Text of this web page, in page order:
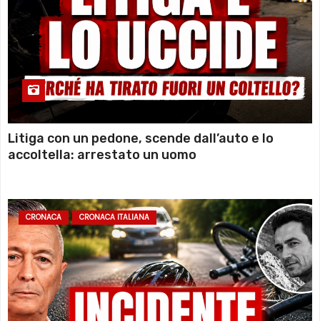
Litiga con un pedone, scende dall’auto e lo
accoltella: arrestato un uomo
CRONACA CRONACA ITALIANA